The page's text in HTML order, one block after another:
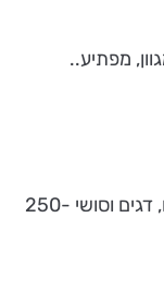
מפתיע..
מחירים: סדנה צימחונית -200 ₪ לאדם, דגים וסושי -250